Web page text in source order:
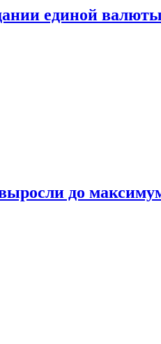
единой
до